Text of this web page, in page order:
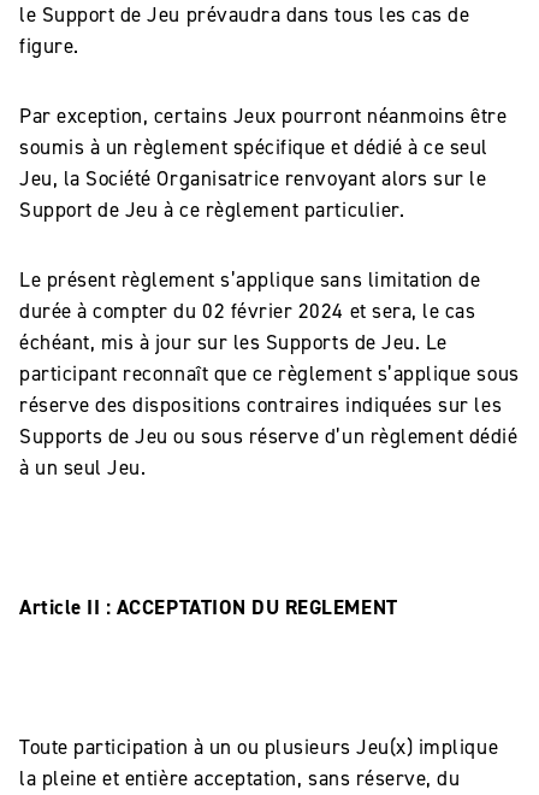
le Support de Jeu prévaudra dans tous les cas de
figure.
Par exception, certains Jeux pourront néanmoins être
soumis à un règlement spécifique et dédié à ce seul
Jeu, la Société Organisatrice renvoyant alors sur le
Support de Jeu à ce règlement particulier.
Le présent règlement s’applique sans limitation de
durée à compter du 02 février 2024 et sera, le cas
échéant, mis à jour sur les Supports de Jeu. Le
participant reconnaît que ce règlement s’applique sous
réserve des dispositions contraires indiquées sur les
Supports de Jeu ou sous réserve d’un règlement dédié
à un seul Jeu.
Article II : ACCEPTATION DU REGLEMENT
Toute participation à un ou plusieurs Jeu(x) implique
la pleine et entière acceptation, sans réserve, du